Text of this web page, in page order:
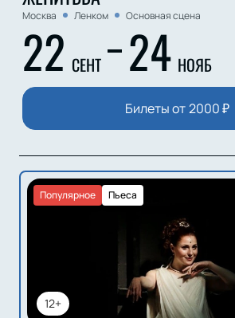
Москва Ленком Основная сцена
22 СЕНТ 24 НОЯБ
Билеты от 2000₽
12+
Пьеса
Популярное